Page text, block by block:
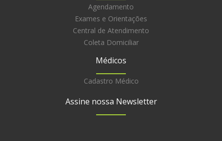
Agendamento
Exames e Orientações
Central de Atendimento
Coleta Domiciliar
Médicos
Cadastro Médico
Assine nossa Newsletter